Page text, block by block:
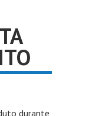
durante